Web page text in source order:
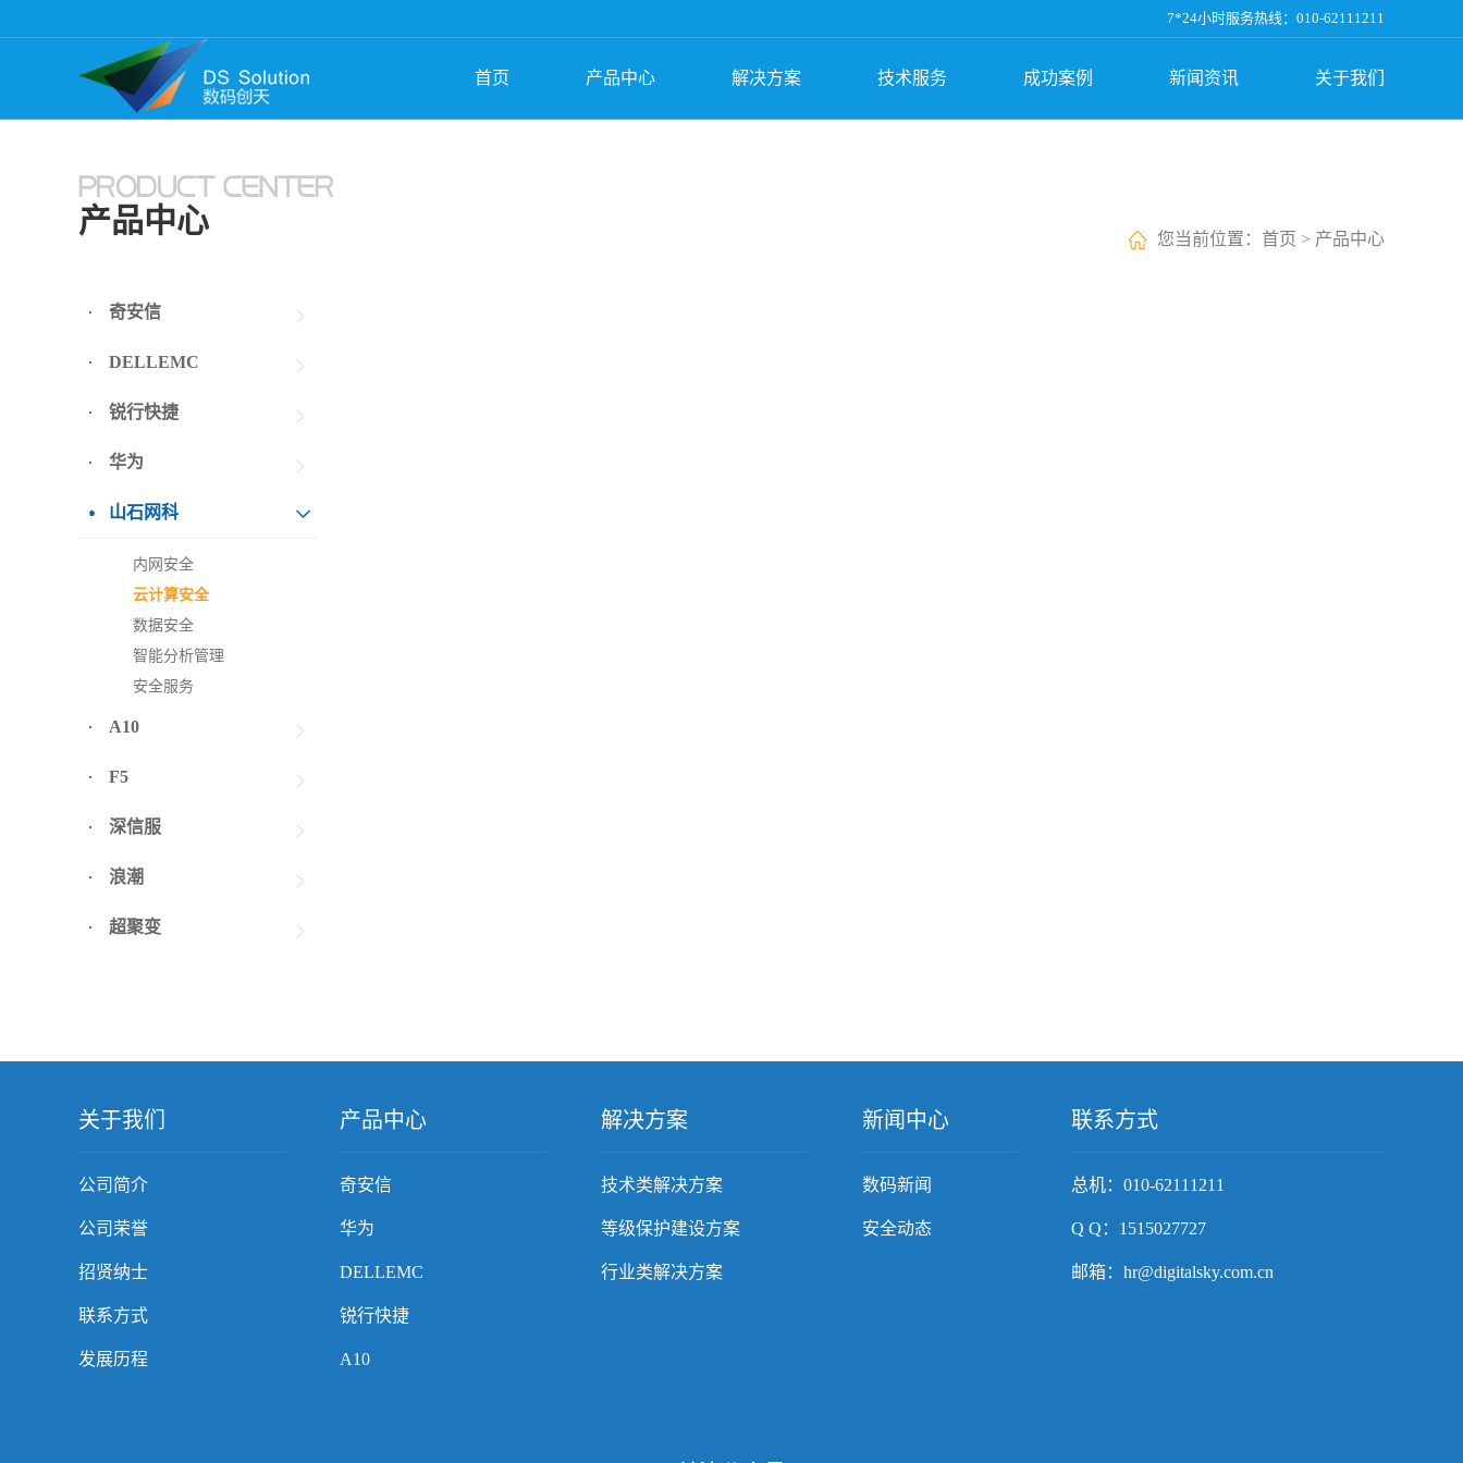
7*24小时服务热线：010-62111211
首页 产品中心 解决方案 技术服务 成功案例 新闻资讯 关于我们
产品中心
奇安信
DELLEMC
锐行快捷
华为
山石网科
内网安全
云计算安全
数据安全
智能分析管理
安全服务
A10
F5
深信服
浪潮
超聚变
您当前位置： 首页 > 产品中心
关于我们
公司简介
公司荣誉
招贤纳士
联系方式
发展历程
产品中心
奇安信
华为
DELLEMC
锐行快捷
A10
解决方案
技术类解决方案
等级保护建设方案
行业类解决方案
新闻中心
数码新闻
安全动态
联系方式
总机：010-62111211
Q Q：1515027727
邮箱：hr@digitalsky.com.cn